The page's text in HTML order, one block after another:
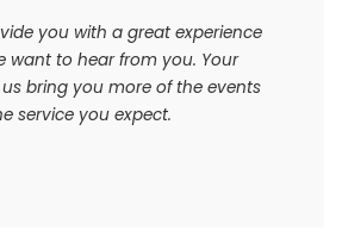
you with a great experience
want to hear from you. Your
bring you more of the events
service you expect.